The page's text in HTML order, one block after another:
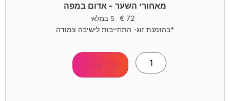
מאחורי השער - אדום במפה
72
€ 5 במלאי
*בהזמנת זוג- התחייבות לישיבה צמודה
לרכישה >